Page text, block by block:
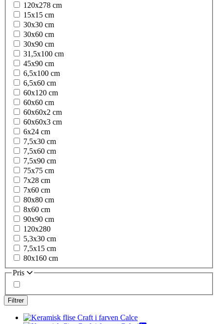
120x278 cm
15x15 cm
30x30 cm
30x60 cm
30x90 cm
31,5x100 cm
45x90 cm
6,5x100 cm
6,5x60 cm
60x120 cm
60x60 cm
60x60x2 cm
60x60x3 cm
6x24 cm
7,5x30 cm
7,5x60 cm
7,5x90 cm
75x75 cm
7x28 cm
7x60 cm
80x80 cm
8x60 cm
90x90 cm
120x280
5,3x30 cm
7,5x15 cm
80x160 cm
Pris